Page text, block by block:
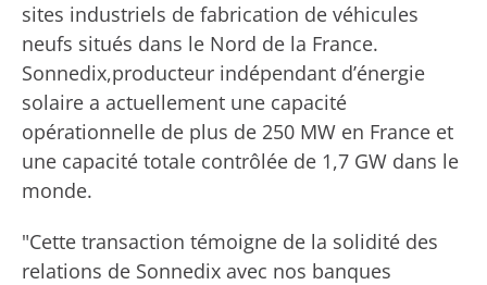
sites industriels de fabrication de véhicules
neufs situés dans le Nord de la France.
Sonnedix,producteur indépendant d’énergie
solaire a actuellement une capacité
opérationnelle de plus de 250 MW en France et
une capacité totale contrôlée de 1,7 GW dans le
monde.
"Cette transaction témoigne de la solidité des
relations de Sonnedix avec nos banques